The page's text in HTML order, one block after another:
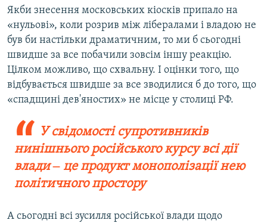
Якби знесення московських кіосків припало на
«нульові», коли розрив між лібералами і владою не
був би настільки драматичним, то ми б сьогодні
швидше за все побачили зовсім іншу реакцію.
Цілком можливо, що схвальну. І оцінки того, що
відбувається швидше за все зводилися б до того, що
«спадщині дев'яностих» не місце у столиці РФ.
У свідомості супротивників
нинішнього російського курсу всі дії
влади ‒ це продукт монополізації нею
політичного простору
А сьогодні всі зусилля російської влади щодо